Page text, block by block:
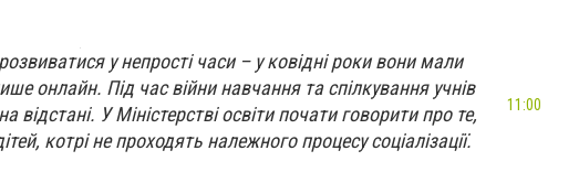
у непрості часи – у ковідні роки вони мали
онлайн. Під час війни навчання та спілкування учнів
У Міністерстві освіти почати говорити про те,
котрі не проходять належного процесу соціалізації.
11:00